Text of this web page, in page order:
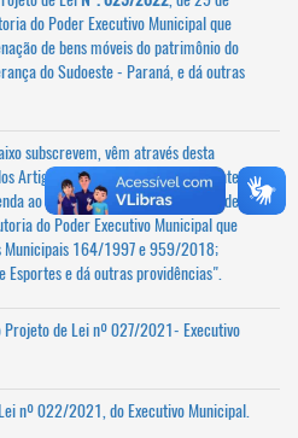
do Poder Executivo Municipal que
de bens móveis do patrimônio do
do Sudoeste - Paraná, e dá outras
subscrevem, vêm através desta
Artigos 132 S 5º, do Regimento Interno,
ao Projeto de Lei nº 006/2022, de 29
do Poder Executivo Municipal que
Municipais 164/1997 e 959/2018;
Esportes e dá outras providências".
Projeto de Lei nº 027/2021- Executivo
nº 022/2021, do Executivo Municipal.